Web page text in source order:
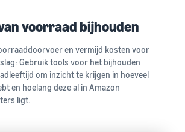
voorraad bijhouden
en vermijd kosten voor
Gebruik tools voor het bijhouden
om inzicht te krijgen in hoeveel
en hoelang deze al in Amazon
ligt.